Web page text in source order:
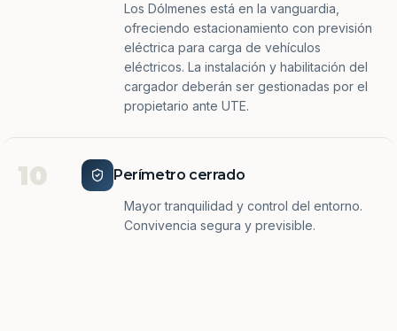
Los Dólmenes está en la vanguardia,
ofreciendo estacionamiento con previsión
eléctrica para carga de vehículos
eléctricos. La instalación y habilitación del
cargador deberán ser gestionadas por el
propietario ante UTE.
10 Perímetro cerrado
Mayor tranquilidad y control del entorno.
Convivencia segura y previsible.